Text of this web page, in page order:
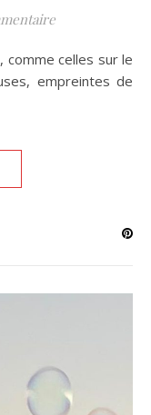
comme celles sur le
empreintes de